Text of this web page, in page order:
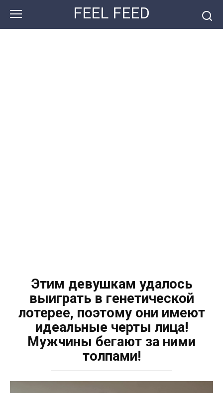
контенту
FEEL FEED
Этим девушкам удалось
выиграть в генетической
лотерее, поэтому они имеют
идеальные черты лица!
Мужчины бегают за ними
толпами!